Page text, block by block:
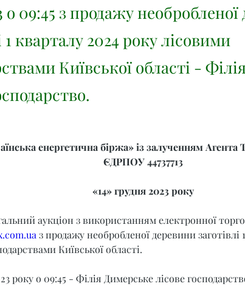
о 09:45 з продажу
1 кварталу 2024 року лісовими
Київської області -
енергетична біржа» із залученням
ЄДРПОУ 44737713
«14» грудня 2023 року
аукціон з використанням електронної
з продажу необробленої деревини заготівлі
Київської області.
року о 09:45 - Філія Димерське лісове